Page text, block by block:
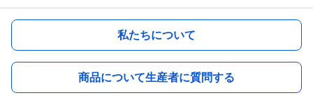
私たちについて
商品について生産者に質問する